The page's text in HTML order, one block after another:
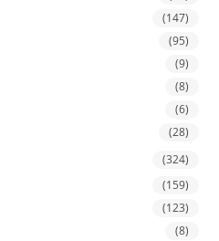
(147)
(95)
(9)
(8)
(6)
(28)
(324)
(159)
(123)
(8)